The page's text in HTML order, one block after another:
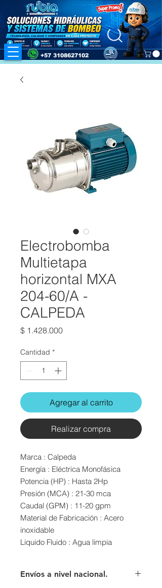
+57 3108627102
Electrobomba
Multietapa
horizontal MXA
204-60/A -
CALPEDA
$ 1.428.000Precio
Cantidad *
Agregar al carrito
Realizar compra
Marca : Calpeda
Energía : Eléctrica Monofásica
Potencia (HP) : Hasta 2Hp
Presión (MCA) : 21-30 mca
Caudal (GPM) : 11-20 gpm
Material de Fabricación : Acero
inoxidable
Liquido Fluido : Agua limpia
Envíos a nivel nacional.